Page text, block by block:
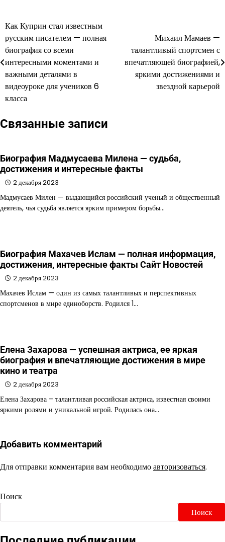
Навигация
по
записям
Как Куприн стал известным
русским писателем — полная
биография со всеми
интересными моментами и
важными деталями в
видеоуроке для учеников 6
класса
Михаил Мамаев —
талантливый спортсмен с
впечатляющей биографией,
яркими достижениями и
звездной карьерой
Связанные записи
Биография Мадмусаева Милена — судьба,
достижения и интересные факты
2 декабря 2023
Мадмусаев Милен — выдающийся российский ученый и общественный
деятель, чья судьба является ярким примером борьбы…
Биография Махачев Ислам — полная информация,
достижения, интересные факты Сайт Новостей
2 декабря 2023
Махачев Ислам — один из самых талантливых и перспективных
спортсменов в мире единоборств. Родился 1…
Елена Захарова — успешная актриса, ее яркая
биография и впечатляющие достижения в мире
кино и театра
2 декабря 2023
Елена Захарова – талантливая российская актриса, известная своими
яркими ролями и уникальной игрой. Родилась она…
Добавить комментарий
Для отправки комментария вам необходимоавторизоваться.
Поиск
Поиск